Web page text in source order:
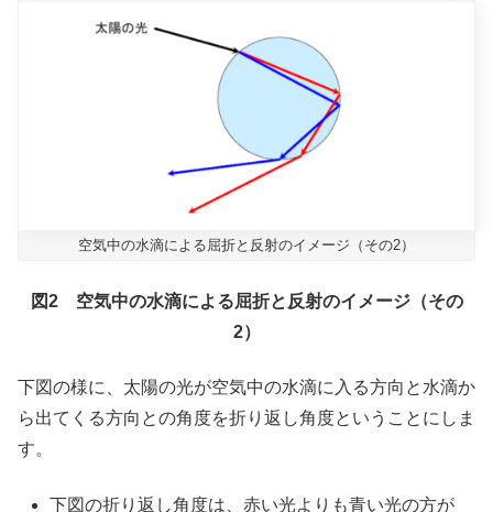
空気中の水滴による屈折と反射のイメージ（その2）
図2 空気中の水滴による屈折と反射のイメージ（その
2）
下図の様に、太陽の光が空気中の水滴に入る方向と水滴か
ら出てくる方向との角度を折り返し角度ということにしま
す。
下図の折り返し角度は、赤い光よりも青い光の方が